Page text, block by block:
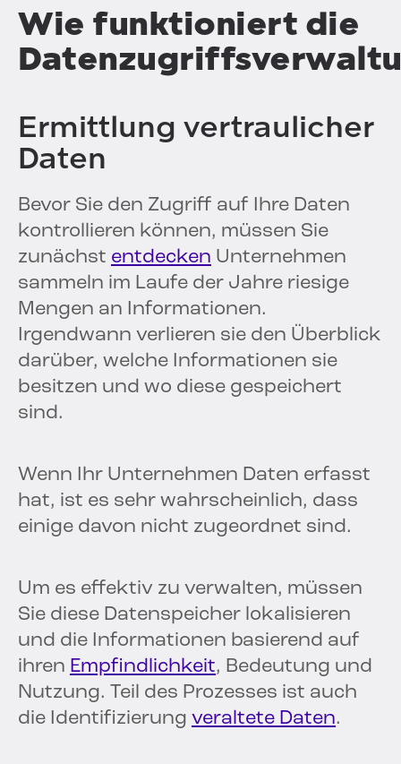
Wie funktioniert die
Ermittlung vertraulicher
Daten
Bevor Sie den Zugriff auf Ihre Daten
kontrollieren können, müssen Sie
zunächst entdecken Unternehmen
sammeln im Laufe der Jahre riesige
Mengen an Informationen.
Irgendwann verlieren sie den Überblick
darüber, welche Informationen sie
besitzen und wo diese gespeichert
sind.
Wenn Ihr Unternehmen Daten erfasst
hat, ist es sehr wahrscheinlich, dass
einige davon nicht zugeordnet sind.
Um es effektiv zu verwalten, müssen
Sie diese Datenspeicher lokalisieren
und die Informationen basierend auf
ihren Empfindlichkeit, Bedeutung und
Nutzung. Teil des Prozesses ist auch
die Identifizierung veraltete Daten.